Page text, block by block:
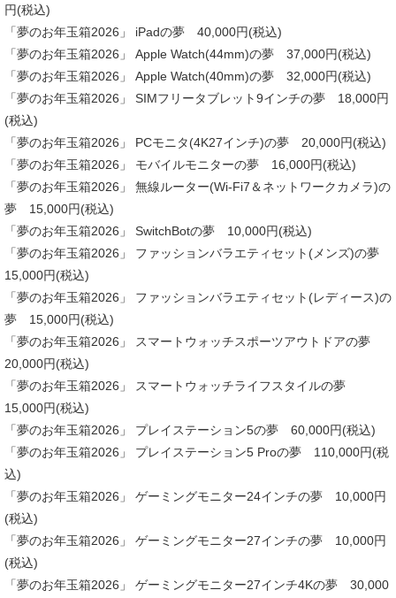
円(税込)
「夢のお年玉箱2026」 iPadの夢 40,000円(税込)
「夢のお年玉箱2026」 Apple Watch(44mm)の夢 37,000円(税込)
「夢のお年玉箱2026」 Apple Watch(40mm)の夢 32,000円(税込)
「夢のお年玉箱2026」 SIMフリータブレット9インチの夢 18,000円
(税込)
「夢のお年玉箱2026」 PCモニタ(4K27インチ)の夢 20,000円(税込)
「夢のお年玉箱2026」 モバイルモニターの夢 16,000円(税込)
「夢のお年玉箱2026」 無線ルーター(Wi-Fi7＆ネットワークカメラ)の
夢 15,000円(税込)
「夢のお年玉箱2026」 SwitchBotの夢 10,000円(税込)
「夢のお年玉箱2026」 ファッションバラエティセット(メンズ)の夢
15,000円(税込)
「夢のお年玉箱2026」 ファッションバラエティセット(レディース)の
夢 15,000円(税込)
「夢のお年玉箱2026」 スマートウォッチスポーツアウトドアの夢
20,000円(税込)
「夢のお年玉箱2026」 スマートウォッチライフスタイルの夢
15,000円(税込)
「夢のお年玉箱2026」 プレイステーション5の夢 60,000円(税込)
「夢のお年玉箱2026」 プレイステーション5 Proの夢 110,000円(税
込)
「夢のお年玉箱2026」 ゲーミングモニター24インチの夢 10,000円
(税込)
「夢のお年玉箱2026」 ゲーミングモニター27インチの夢 10,000円
(税込)
「夢のお年玉箱2026」 ゲーミングモニター27インチ4Kの夢 30,000